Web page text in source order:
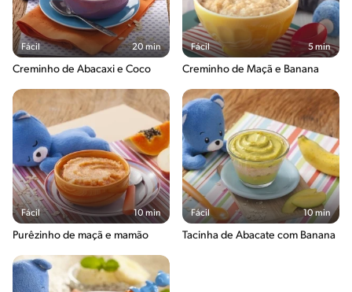
Fácil 20 min
Creminho de Abacaxi e Coco
Fácil 5 min
Creminho de Maçã e Banana
Fácil 10 min
Purêzinho de maçã e mamão
Fácil 10 min
Tacinha de Abacate com Banana